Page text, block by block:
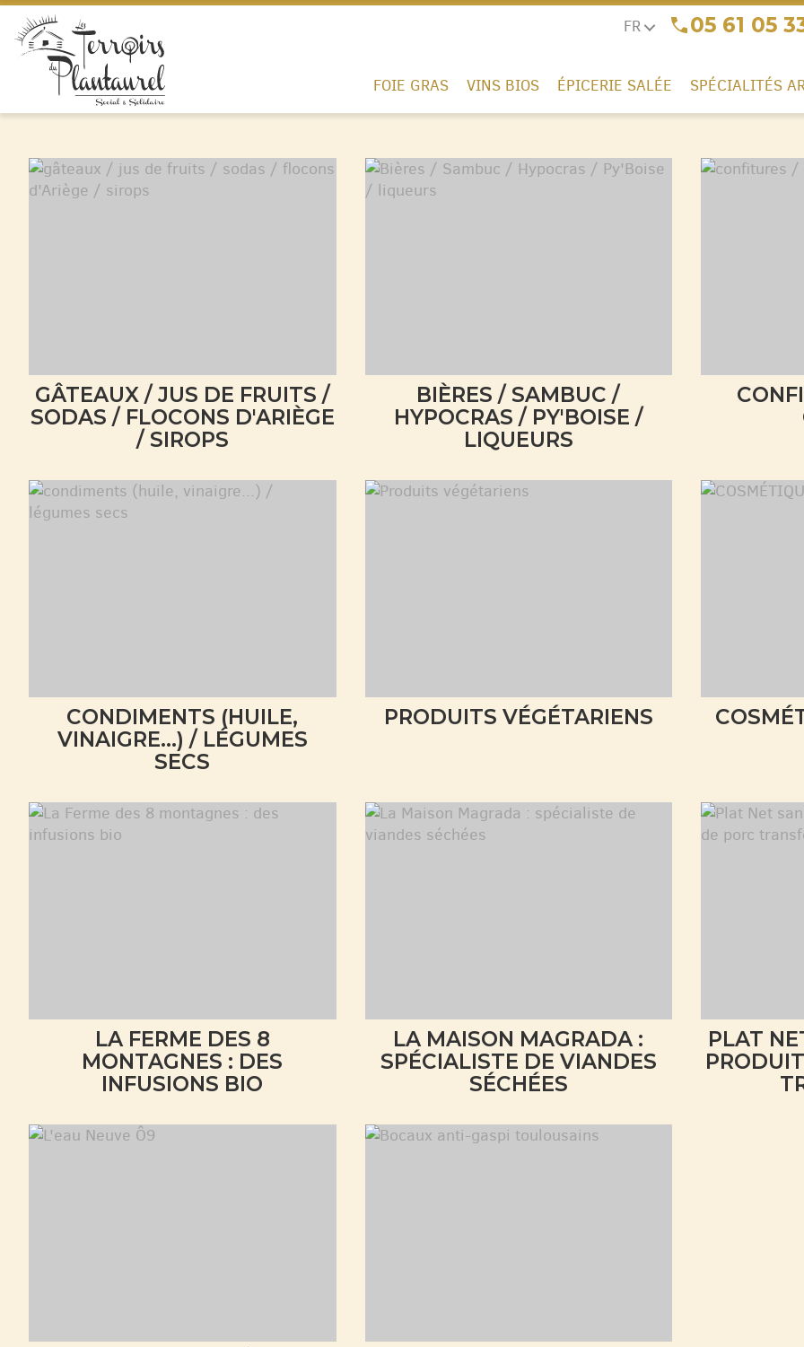
FR 05 61 05
FOIE GRAS VINS BIOS ÉPICERIE SALÉE SPÉCIALITÉS
GÂTEAUX / JUS DE FRUITS /
SODAS / FLOCONS D'ARIÈGE
/ SIROPS
BIÈRES / SAMBUC /
HYPOCRAS / PY'BOISE /
LIQUEURS
CONDIMENTS (HUILE,
VINAIGRE...) / LÉGUMES
SECS
PRODUITS VÉGÉTARIENS
LA FERME DES 8
MONTAGNES : DES
INFUSIONS BIO
LA MAISON MAGRADA :
SPÉCIALISTE DE VIANDES
SÉCHÉES
PLAT